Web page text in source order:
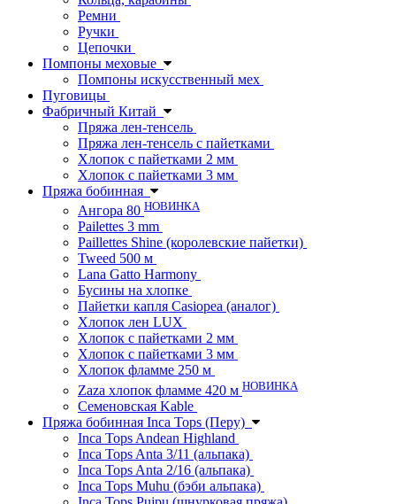
Ремни
Ручки
Цепочки
Помпоны меховые
Помпоны искусственный мех
Пуговицы
Фабричный Китай
Пряжа лен-тенсель
Пряжа лен-тенсель с пайетками
Хлопок с пайетками 2 мм
Хлопок с пайетками 3 мм
Пряжа бобинная
Ангора 80 НОВИНКА
Pailettes 3 mm
Paillettes Shine (королевские пайетки)
Tweed 500 м
Lana Gatto Harmony
Бусины на хлопке
Пайетки капля Casiopea (аналог)
Хлопок лен LUX
Хлопок с пайетками 2 мм
Хлопок с пайетками 3 мм
Хлопок фламме 250 м
Zaza хлопок фламме 420 м НОВИНКА
Семеновская Kable
Пряжа бобинная Inca Tops (Перу)
Inca Tops Andean Highland
Inca Tops Anta 3/11 (альпака)
Inca Tops Anta 2/16 (альпака)
Inca Tops Muhu (бэби альпака)